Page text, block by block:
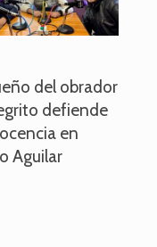
del obrador
defiende
en
Aguilar